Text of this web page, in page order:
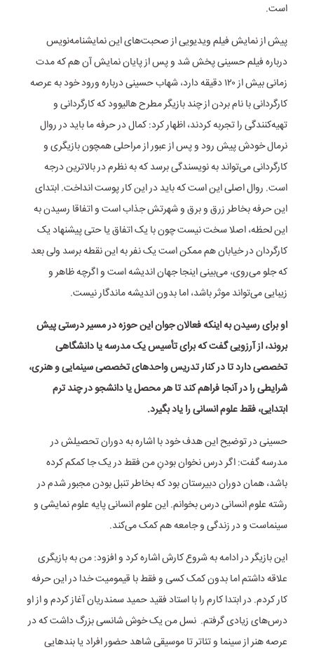
است.
پیش از نمایش فیلم ویدیویی از صحبت‌های این نمایشنامه‌نویس
درباره فیلم حسینی پخش شد و پس از پایان نمایش آن هم که مدت
زمانی بیش از ۱۲۰ دقیقه دارد، شهاب حسینی درباره ورود خود به عرصه
کارگردانی با نام بردن از چند بازیگر مطرح هالیوود که کارگردانی و
تهیه‌کنندگی را تجربه کردند، اظهار کرد: کمال در حرفه ما باید در روال
نرمال خودش پیش رود و پس از عبور از مراحلی همچون بازیگری و
کارگردانی می‌تواند به نویسندگی برسد که به نظرم در بالاترین درجه
است. روال اصلی این است که باید در این کار پوست انداخت. ابتدای
این حرفه بخاطر زرق و برق و شهرتش جذاب است و اتفاقا رسیدن به
این لحظه، اصلا سخت نیست چون با یک اتفاق یا حتی پیشنهاد یک
کارگردان در خیابان هم ممکن است یک نفر به این نقطه برسد ولی بعد
که جلو می‌روی، می‌بینی اینجا جهان اندیشه است و اگرچه ظاهر و
زیبایی می‌تواند موثر باشد، اما بدون اندیشه ماندگار نیست.
او برای رسیدن به اینکه فعالان جوان این حوزه در مسیر درستی پیش
بروند، از آرزویی گفت که برای تأسیس یک مدرسه یا دانشگاهی
تخصصی دارد تا در کنار تدریس واحدهای تخصصی سینمایی و هنری،
شرایطی را در آنجا فراهم کند تا هر محصل یا دانشجو در چند ترم
ابتدایی، فقط علوم انسانی را یاد بگیرد.
حسینی در توضیح این هدف خود با اشاره به دوران تحصیلش در
مدرسه گفت:‌ اگر درس نخوان بودنِ من فقط در یک جا کمکم کرده
باشد، همان دوران دبیرستان بود که بخاطر تنبل بودن مجبور شدم در
رشته علوم انسانی درس بخوانم. این علوم انسانی پایه علوم نمایشی و
سینماست و در زندگی و جامعه هم کمک می‌کند.
این بازیگر در ادامه به شروع کارش اشاره کرد و افزود: من به بازیگری
علاقه داشتم اما بدون کمک کسی و فقط با قیمومیت خدا در این حرفه
کار کردم. در ابتدا کارم را با استاد فقید حمید سمندریان آغاز کردم و از او
درس‌های زیادی گرفتم. نسل من یک خوش شانسی بزرگ داشت که در
عرصه هنر از سینما و تئاتر تا موسیقی شاهد حضور افراد یا بندهایی